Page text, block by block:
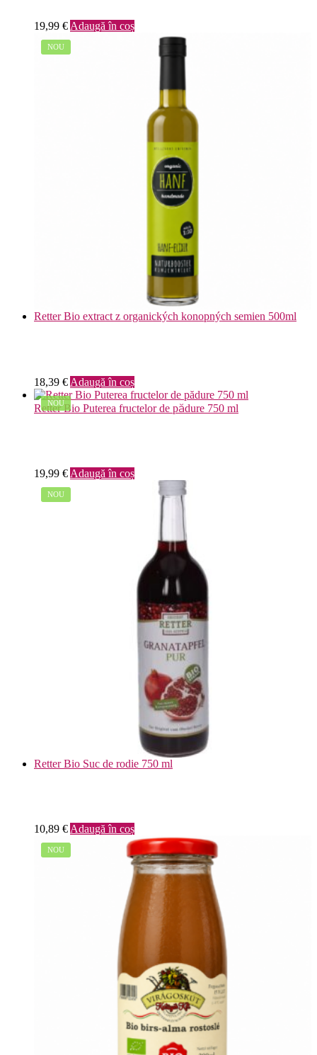
19,99 € Adaugă în coș
NOU
Retter Bio extract z organických konopných semien 500ml
18,39 € Adaugă în coș
NOU
Retter Bio Puterea fructelor de pădure 750 ml
19,99 € Adaugă în coș
NOU
Retter Bio Suc de rodie 750 ml
10,89 €Adaugă în coș
NOU